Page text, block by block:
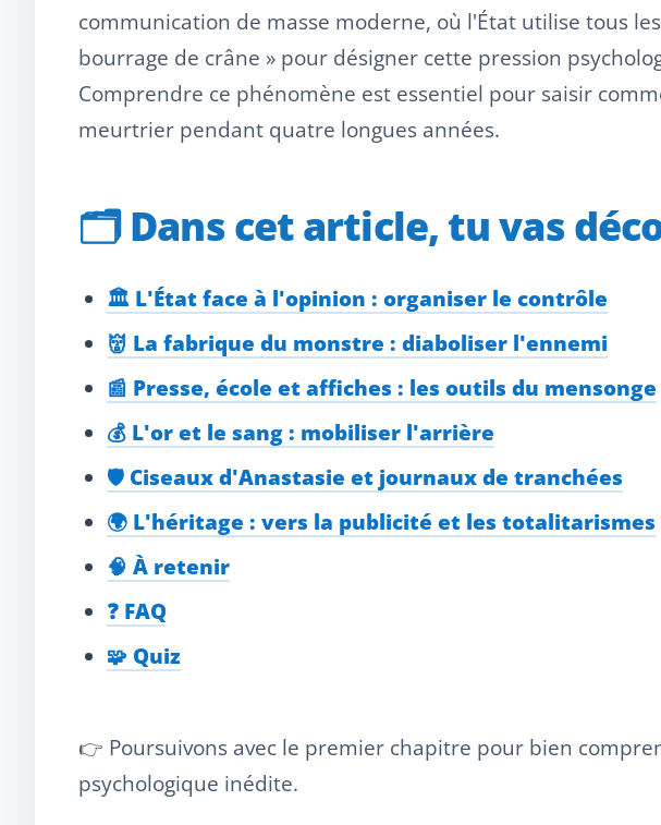
communication de masse moderne, où l'État utilise tous
bourrage de crâne » pour désigner cette pression
Comprendre ce phénomène est essentiel pour saisir
meurtrier pendant quatre longues années.
🗂️Dans cet article, tu vas
🏛️ L'État face à l'opinion : organiser le contrôle
👹 La fabrique du monstre : diaboliser l'ennemi
📰 Presse, école et affiches : les outils du mensonge
💰 L'or et le sang : mobiliser l'arrière
🛡️ Ciseaux d'Anastasie et journaux de tranchées
🌍 L'héritage : vers la publicité et les totalitarismes
🧠 À retenir
❓ FAQ
🧩 Quiz
👉 Poursuivons avec le premier chapitre pour bien
psychologique inédite.